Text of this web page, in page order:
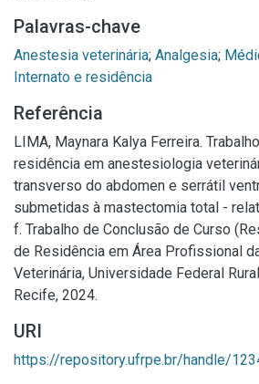
Palavras-chave
Anestesia veterinária; Analgesia;
Internato e residência
Referência
LIMA, Maynara Kalya Ferreira.
residência em anestesiologia
transverso do abdomen e serrátil
submetidas à mastectomia total -
f. Trabalho de Conclusão de Curso
de Residência em Área Profissional
Veterinária, Universidade Federal
Recife, 2024.
URI
https://repository.ufrpe.br/handle/